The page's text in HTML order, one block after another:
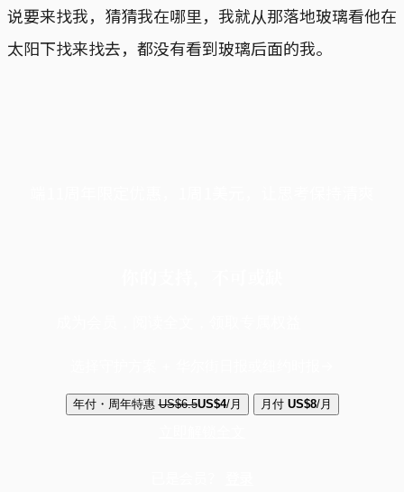
说要来找我，猜猜我在哪里，我就从那落地玻璃看他在
太阳下找来找去，都没有看到玻璃后面的我。
年付・周年特惠 US$6.5US$4/月 月付 US$8/月